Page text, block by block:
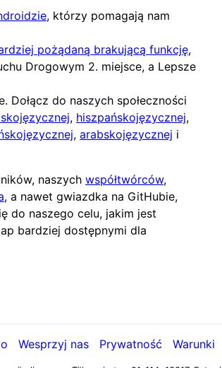
, którzy pomagają nam
pożądaną brakującą funkcję,
Drogowym 2. miejsce, a Lepsze
Dołącz do naszych społeczności
, hiszpańskojęzycznej,
, arabskojęzycznej i
naszych współtwórców,
, a nawet gwiazdka na GitHubie,
do naszego celu, jakim jest
bardziej dostępnymi dla
Wesprzyj nas Prywatność Warunki